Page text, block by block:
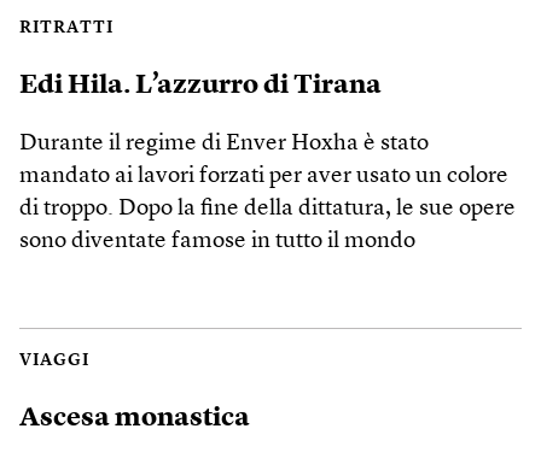
RITRATTI
Edi Hila. L’azzurro di Tirana
Durante il regime di Enver Hoxha è stato
mandato ai lavori forzati per aver usato un colore
di troppo. Dopo la fine della dittatura, le sue opere
sono diventate famose in tutto il mondo
VIAGGI
Ascesa monastica